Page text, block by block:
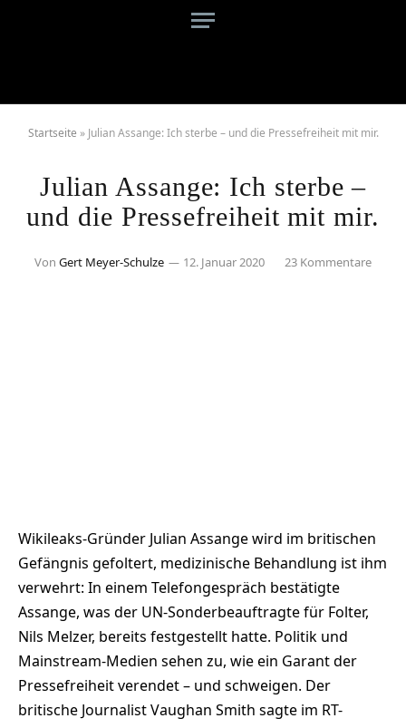
Startseite » Julian Assange: Ich sterbe – und die Pressefreiheit mit mir.
Julian Assange: Ich sterbe –
und die Pressefreiheit mit mir.
Von Gert Meyer-Schulze 12. Januar 2020 23 Kommentare
Wikileaks-Gründer Julian Assange wird im britischen
Gefängnis gefoltert, medizinische Behandlung ist ihm
verwehrt: In einem Telefongespräch bestätigte
Assange, was der UN-Sonderbeauftragte für Folter,
Nils Melzer, bereits festgestellt hatte. Politik und
Mainstream-Medien sehen zu, wie ein Garant der
Pressefreiheit verendet – und schweigen. Der
britische Journalist Vaughan Smith sagte im RT-